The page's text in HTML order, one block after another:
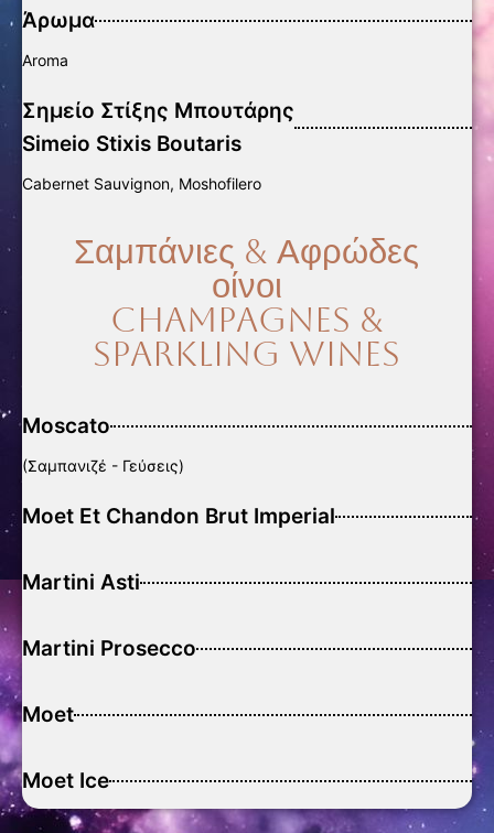
Άρωμα
Aroma
Σημείο Στίξης Μπουτάρης
Simeio Stixis Boutaris
Cabernet Sauvignon, Moshofilero
Σαμπάνιες & Αφρώδες
οίνοι
Champagnes &
Sparkling wines
Moscato
(Σαμπανιζέ - Γεύσεις)
Moet Et Chandon Brut Imperial
Martini Asti
Martini Prosecco
Moet
Moet Ice